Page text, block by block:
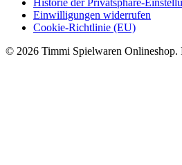
Historie der Privatsphäre-
Einwilligungen widerrufen
Cookie-Richtlinie (EU)
© 2026 Timmi Spielwaren Onlineshop.